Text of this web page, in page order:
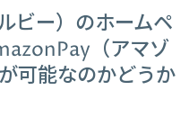
ビー）のホームペ
（アマゾ
可能なのかどうか